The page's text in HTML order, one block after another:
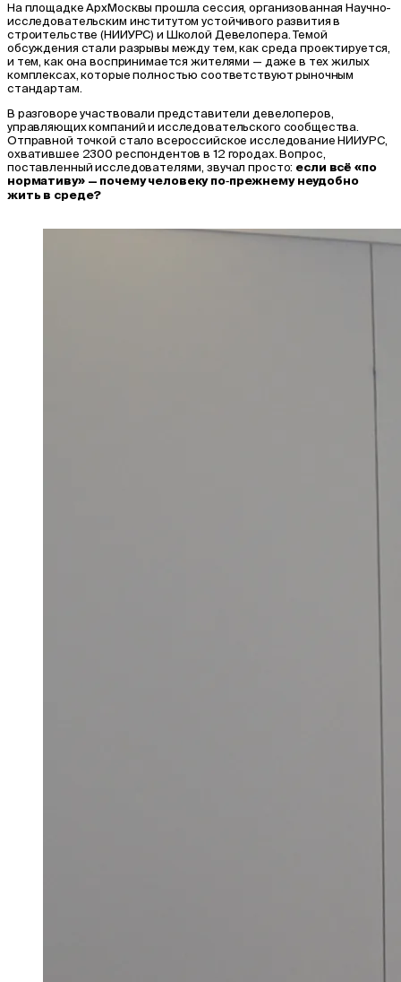
На площадке АрхМосквы прошла сессия, организованная Научно-
исследовательским институтом устойчивого развития в
строительстве (НИИУРС) и Школой Девелопера. Темой
обсуждения стали разрывы между тем, как среда проектируется,
и тем, как она воспринимается жителями — даже в тех жилых
комплексах, которые полностью соответствуют рыночным
стандартам.
В разговоре участвовали представители девелоперов,
управляющих компаний и исследовательского сообщества.
Отправной точкой стало всероссийское исследование НИИУРС,
охватившее 2300 респондентов в 12 городах. Вопрос,
поставленный исследователями, звучал просто: если всё «по
нормативу» — почему человеку по‑прежнему неудобно
жить в среде?